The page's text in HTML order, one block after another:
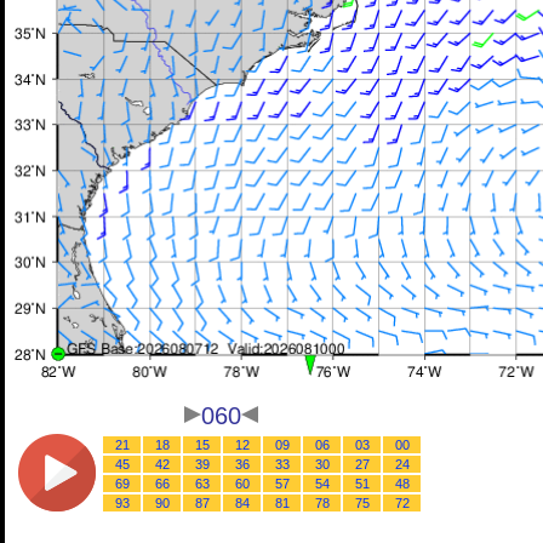
060
00
03
06
09
12
15
18
21
24
27
30
33
36
39
42
45
48
51
54
57
60
63
66
69
72
75
78
81
84
87
90
93